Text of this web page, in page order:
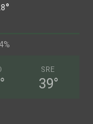
°
4%
°
SRE
39°